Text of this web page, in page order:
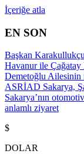
İçeriğe atla
EN SON
Başkan
Havanur ile
Demetoğlu Ailesinin
ASRİAD Sakarya,
Sakarya’nın
anlamlı ziyaret
$
DOLAR